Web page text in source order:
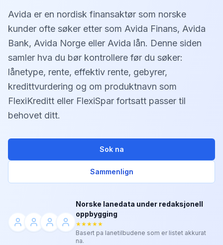
Avida er en nordisk finansaktør som norske
kunder ofte søker etter som Avida Finans, Avida
Bank, Avida Norge eller Avida lån. Denne siden
samler hva du bør kontrollere før du søker:
lånetype, rente, effektiv rente, gebyrer,
kredittvurdering og om produktnavn som
FlexiKreditt eller FlexiSpar fortsatt passer til
behovet ditt.
Sok na
Sammenlign
Norske lanedata under redaksjonell
oppbygging
★★★★★
Basert pa lanetilbudene som er listet akkurat
na.